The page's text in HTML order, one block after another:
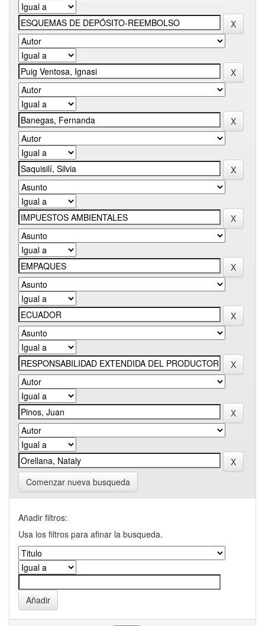
Comenzar nueva busqueda
Añadir filtros:
Usa los filtros para afinar la busqueda.